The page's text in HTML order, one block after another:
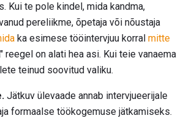
Kui te pole kindel, mida kandma,
pereliikme, õpetaja või nõustaja
ka esimese tööintervjuu korral mitte
reegel on alati hea asi. Kui teie vanaema
teinud soovitud valiku.
Jätkuv ülevaade annab intervjueerijale
formaalse töökogemuse jätkamiseks.